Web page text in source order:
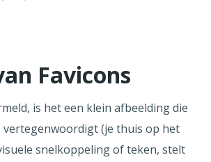
Favicons
is het een klein afbeelding die
vertegenwoordigt (je thuis op het
snelkoppeling of teken, stelt